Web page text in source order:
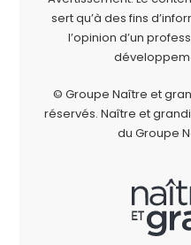
sert qu’à des fins
l’opinion d’un
© Groupe Naître et
réservés. Naître et
du Groupe